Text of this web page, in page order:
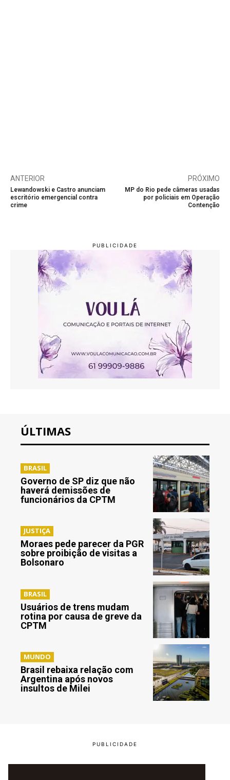
ANTERIOR
Lewandowski e Castro anunciam
escritório emergencial contra
crime
PRÓXIMO
MP do Rio pede câmeras usadas
por policiais em Operação
Contenção
ÚLTIMAS
BRASIL
Governo de SP diz que não
haverá demissões de
funcionários da CPTM
JUSTIÇA
Moraes pede parecer da PGR
sobre proibição de visitas a
Bolsonaro
BRASIL
Usuários de trens mudam
rotina por causa de greve da
CPTM
MUNDO
Brasil rebaixa relação com
Argentina após novos
insultos de Milei